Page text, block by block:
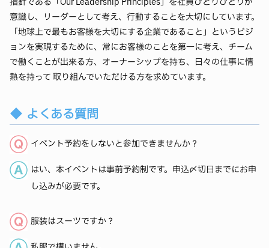
指針である「Our Leadership Principles」を社員ひとりひとりが
意識し、リーダーとして考え、行動することを大切にしています。
「地球上で最もお客様を大切にする企業であること」というビジ
ョンを実現するために、常にお客様のことを第一に考え、チーム
で働くことが出来る方、オーナーシップを持ち、日々の仕事に情
熱を持って 取り組んでいただける方を求めています。
よくある質問
イベント予約をしないと参加できませんか？
はい、本イベントは事前予約制です。申込〆切日までにお申
し込みが必要です。
服装はスーツですか？